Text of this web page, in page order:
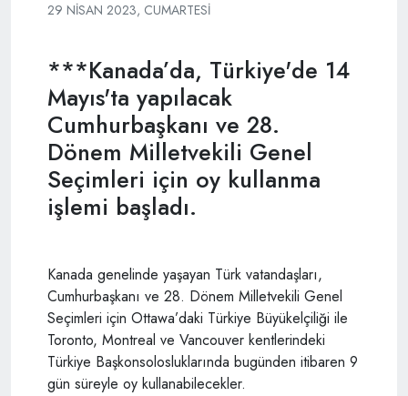
29 NISAN 2023, CUMARTESI
***Kanada’da, Türkiye'de ‪14
Mayıs'ta yapılacak
Cumhurbaşkanı ve 28.
Dönem Milletvekili Genel
Seçimleri için oy kullanma
işlemi başladı.
Kanada genelinde yaşayan Türk vatandaşları,
Cumhurbaşkanı ve 28. Dönem Milletvekili Genel
Seçimleri için Ottawa’daki Türkiye Büyükelçiliği ile
Toronto, Montreal ve Vancouver kentlerindeki
Türkiye Başkonsolosluklarında bugünden itibaren 9
gün süreyle oy kullanabilecekler.